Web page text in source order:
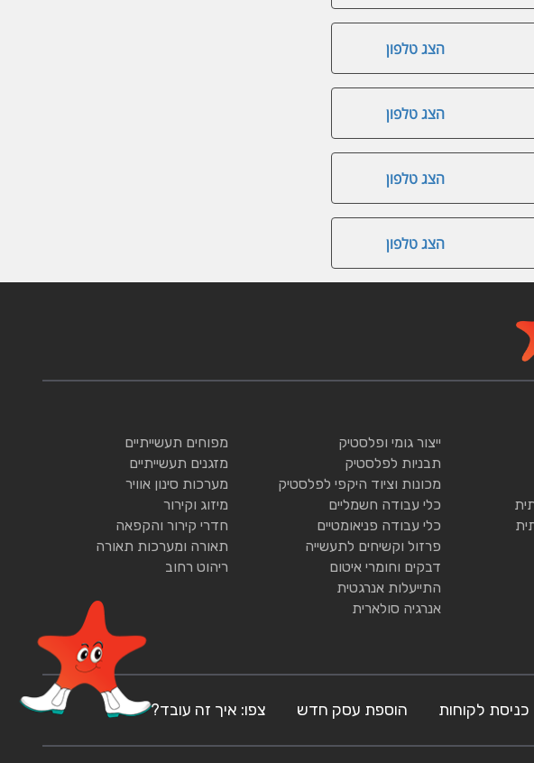
הצג טלפון
הצג טלפון
הצג טלפון
הצג טלפון
ייצור גומי ופלסטיק
תבניות לפלסטיק
מכונות וציוד היקפי לפלסטיק
כלי עבודה חשמליים
כלי עבודה פניאומטיים
פרזול וקשיחים לתעשייה
דבקים וחומרי איטום
התייעלות אנרגטית
אנרגיה סולארית
מפוחים תעשייתיים
מזגנים תעשייתיים
מערכות סינון אוויר
מיזוג וקירור
חדרי קירור והקפאה
תאורה ומערכות תאורה
ריהוט רחוב
כניסת לקוחות הוספת עסק חדש צפו: איך זה עובד?